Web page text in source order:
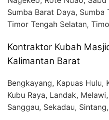
Sumba Barat Daya, Sumba
Timor Tengah Selatan,
Kontraktor Kubah
Kalimantan Barat
Bengkayang, Kapuas Hulu,
Kubu Raya, Landak,
Sanggau, Sekadau,